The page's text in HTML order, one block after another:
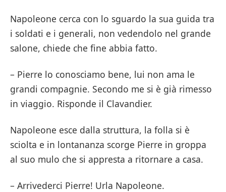
Napoleone cerca con lo sguardo la sua guida tra
i soldati e i generali, non vedendolo nel grande
salone, chiede che fine abbia fatto.
– Pierre lo conosciamo bene, lui non ama le
grandi compagnie. Secondo me si è già rimesso
in viaggio. Risponde il Clavandier.
Napoleone esce dalla struttura, la folla si è
sciolta e in lontananza scorge Pierre in groppa
al suo mulo che si appresta a ritornare a casa.
– Arrivederci Pierre! Urla Napoleone.